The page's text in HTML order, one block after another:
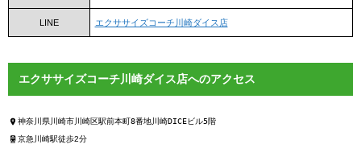
LINE エクササイズコーチ川崎ダイス店
エクササイズコーチ川崎ダイス店へのアクセス
神奈川県川崎市川崎区駅前本町8番地川崎DICEビル5階
京急川崎駅徒歩2分